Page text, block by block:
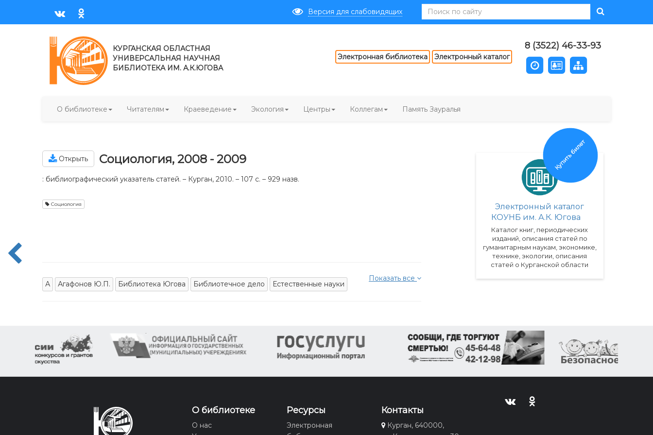
Купить билет
Версия для слабовидящих
КУРГАНСКАЯ ОБЛАСТНАЯ
УНИВЕРСАЛЬНАЯ НАУЧНАЯ
БИБЛИОТЕКА ИМ. А.К.ЮГОВА
8 (3522) 46-33-93
Электронная библиотека Электронный каталог
О библиотеке Читателям Краеведение Экология Центры Коллегам Память Зауралья
Открыть Социология, 2008 - 2009
: библиографический указатель статей. – Курган, 2010. – 107 с. – 929 назв.
Социология
А Агафонов Ю.П. Библиотека Югова Библиотечное дело Естественные науки
Показать все
Электронный каталог
КОУНБ им. А.К. Югова
Каталог книг, периодических
изданий, описания статей по
гуманитарным наукам, экономике,
технике, экологии, описания
статей о Курганской области
О библиотеке
О нас
Ресурсы
Электронная
Контакты
Курган, 640000,